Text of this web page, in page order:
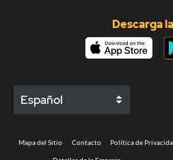
Descarga
Español
Mapa del Sitio Contacto Política de